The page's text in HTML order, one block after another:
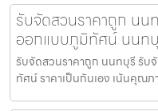
รับจัดสวนราคาถูก น
ออกแบบภูมิทัศน์ นนท
รับจัดสวนราคาถูก นนทบุรี รั
ทัศน์ ราคาเป็นกันเอง เน้นคุณ